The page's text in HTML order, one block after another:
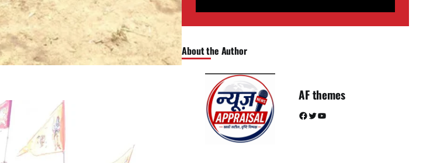
About the Author
AF themes
Facebook Twitter YouTube